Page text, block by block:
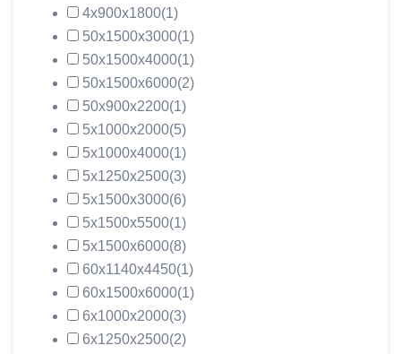
4х900х1800(1)
50х1500х3000(1)
50х1500х4000(1)
50х1500х6000(2)
50х900х2200(1)
5х1000х2000(5)
5х1000х4000(1)
5х1250х2500(3)
5х1500х3000(6)
5х1500х5500(1)
5х1500х6000(8)
60х1140х4450(1)
60х1500х6000(1)
6х1000х2000(3)
6х1250х2500(2)